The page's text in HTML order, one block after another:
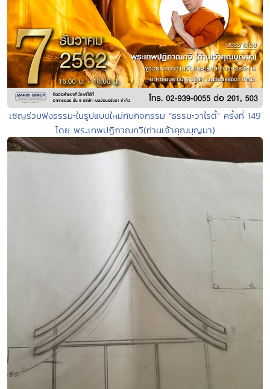
เชิญร่วมฟังธรรมะในรูปแบบใหม่กับกิจกรรม “ธรรมะวาไรตี้” ครั้งที่ 149
โดย พระเทพปฏิภาณกวี(ท่านเจ้าคุณบุญมา)